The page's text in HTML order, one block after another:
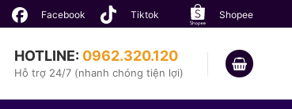
Facebook Tiktok Shopee
HOTLINE: 0962.320.120
Hỗ trợ 24/7 (nhanh chóng tiện lợi)